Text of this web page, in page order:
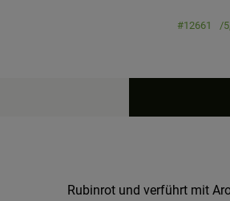
#12661
Rubinrot und verführt mit